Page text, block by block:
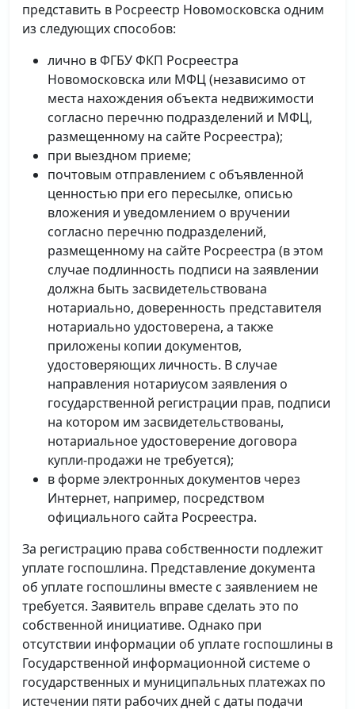
представить в Росреестр Новомосковска одним
из следующих способов:
лично в ФГБУ ФКП Росреестра
Новомосковска или МФЦ (независимо от
места нахождения объекта недвижимости
согласно перечню подразделений и МФЦ,
размещенному на сайте Росреестра);
при выездном приеме;
почтовым отправлением с объявленной
ценностью при его пересылке, описью
вложения и уведомлением о вручении
согласно перечню подразделений,
размещенному на сайте Росреестра (в этом
случае подлинность подписи на заявлении
должна быть засвидетельствована
нотариально, доверенность представителя
нотариально удостоверена, а также
приложены копии документов,
удостоверяющих личность. В случае
направления нотариусом заявления о
государственной регистрации прав, подписи
на котором им засвидетельствованы,
нотариальное удостоверение договора
купли-продажи не требуется);
в форме электронных документов через
Интернет, например, посредством
официального сайта Росреестра.
За регистрацию права собственности подлежит
уплате госпошлина. Представление документа
об уплате госпошлины вместе с заявлением не
требуется. Заявитель вправе сделать это по
собственной инициативе. Однако при
отсутствии информации об уплате госпошлины в
Государственной информационной системе о
государственных и муниципальных платежах по
истечении пяти рабочих дней с даты подачи